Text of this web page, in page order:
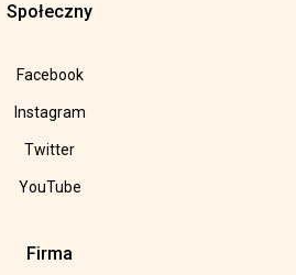
Społeczny
Facebook
Instagram
Twitter
YouTube
Firma